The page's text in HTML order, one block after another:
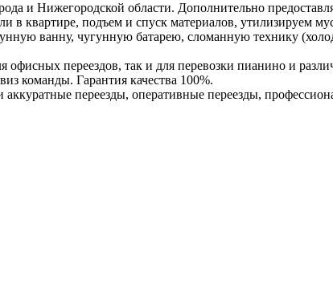
и Нижегородской области. Дополнительно
в квартире, подъем и спуск материалов, утилизируем
ванну, чугунную батарею, сломанную технику
офисных переездов, так и для перевозки пианино и
команды. Гарантия качества 100%.
переезды, оперативные переезды,